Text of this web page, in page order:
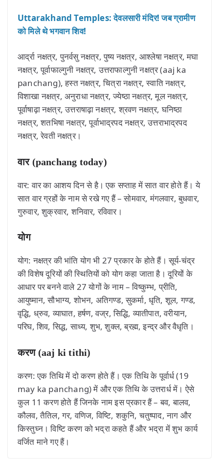
Uttarakhand Temples: देवलसारी मंदिर! जब ग्रामीण
को मिले थे भगवान शिव!
आर्द्रा नक्षत्र, पुनर्वसु नक्षत्र, पुष्य नक्षत्र, आश्लेषा नक्षत्र, मघा
नक्षत्र, पूर्वाफाल्गुनी नक्षत्र, उत्तराफाल्गुनी नक्षत्र (aaj ka
panchang), हस्त नक्षत्र, चित्रा नक्षत्र, स्वाति नक्षत्र,
विशाखा नक्षत्र, अनुराधा नक्षत्र, ज्येष्ठा नक्षत्र, मूल नक्षत्र,
पूर्वाषाढ़ा नक्षत्र, उत्तराषाढ़ा नक्षत्र, श्रवण नक्षत्र, घनिष्ठा
नक्षत्र, शतभिषा नक्षत्र, पूर्वाभाद्रपद नक्षत्र, उत्तराभाद्रपद
नक्षत्र, रेवती नक्षत्र।
वार (panchang today)
वार: वार का आशय दिन से है। एक सप्ताह में सात वार होते हैं। ये
सात वार ग्रहों के नाम से रखे गए हैं – सोमवार, मंगलवार, बुधवार,
गुरुवार, शुक्रवार, शनिवार, रविवार।
योग
योग: नक्षत्र की भांति योग भी 27 प्रकार के होते हैं। सूर्य-चंद्र
की विशेष दूरियों की स्थितियों को योग कहा जाता है। दूरियों के
आधार पर बनने वाले 27 योगों के नाम – विष्कुम्भ, प्रीति,
आयुष्मान, सौभाग्य, शोभन, अतिगण्ड, सुकर्मा, धृति, शूल, गण्ड,
वृद्धि, ध्रुव, व्याघात, हर्षण, वज्र, सिद्धि, व्यातीपात, वरीयान,
परिघ, शिव, सिद्ध, साध्य, शुभ, शुक्ल, ब्रह्म, इन्द्र और वैधृति।
करण (aaj ki tithi)
करण: एक तिथि में दो करण होते हैं। एक तिथि के पूर्वार्ध (19
may ka panchang) में और एक तिथि के उत्तरार्ध में। ऐसे
कुल 11 करण होते हैं जिनके नाम इस प्रकार हैं – बव, बालव,
कौलव, तैतिल, गर, वणिज, विष्टि, शकुनि, चतुष्पाद, नाग और
किस्तुघ्न। विष्टि करण को भद्रा कहते हैं और भद्रा में शुभ कार्य
वर्जित माने गए हैं।